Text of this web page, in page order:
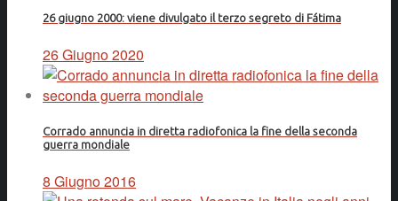
26 giugno 2000: viene divulgato il terzo segreto di Fátima
26 Giugno 2020
Corrado annuncia in diretta radiofonica la fine della seconda
guerra mondiale
8 Giugno 2016